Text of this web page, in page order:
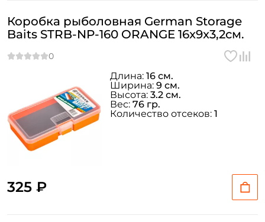
Коробка рыболовная German Storage
Baits STRB-NP-160 ORANGE 16x9x3,2см.
325 ₽
Длина: 16 см.
Ширина: 9 см.
Высота: 3.2 см.
Вес: 76 гр.
Количество отсеков: 1